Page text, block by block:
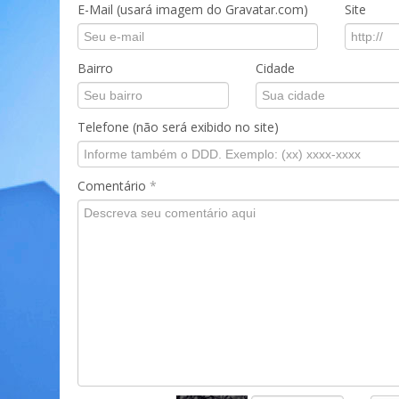
E-Mail (usará imagem do Gravatar.com) Site
Bairro Cidade
Telefone (não será exibido no site)
Comentário *